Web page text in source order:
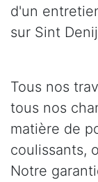
d'un
sur Sint
Tous nos
tous nos
matière de
coulissants,
Notre